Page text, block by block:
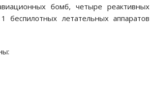
бомб, четыре реактивных
летательных аппаратов